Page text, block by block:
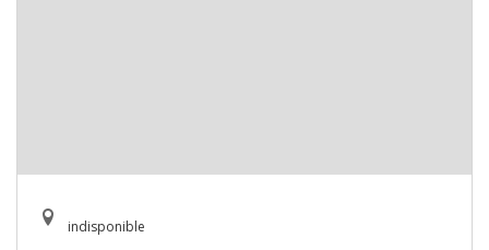
indisponible